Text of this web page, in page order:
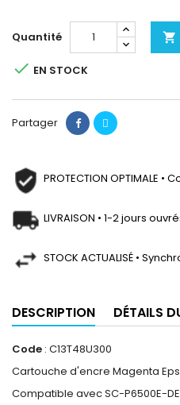
Quantité 
 EN STOCK
Partager
PROTECTION OPTIMALE
LIVRAISON • 1-2 jours
STOCK ACTUALISÉ •
DESCRIPTION DÉTAILS
Code : C13T48U300
Cartouche d'encre Magenta
Compatible avec SC-P6500E-